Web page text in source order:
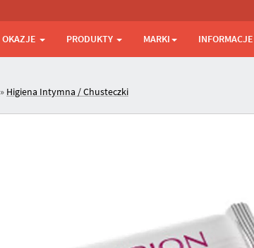
OKAZJE PRODUKTY MARKI INFORMACJE
» Higiena Intymna / Chusteczki